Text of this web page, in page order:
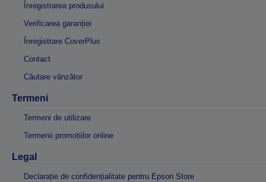
Înregistrarea produsului
Verificarea garanției
Înregistrare CoverPlus
Contact
Căutare vânzător
Termeni
Termeni de utilizare
Termenii promoțiilor online
Legal
Declarație de confidențialitate pentru Epson Store